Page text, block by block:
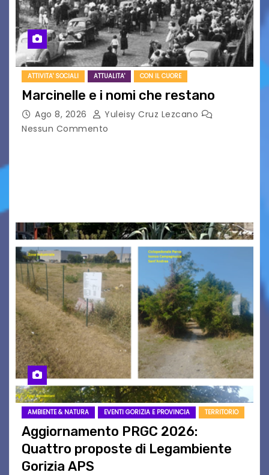
ATTIVITA' SOCIALI ATTUALITA' CON IL CUORE
Marcinelle e i nomi che restano
Ago 8, 2026
Yuleisy Cruz Lezcano
Nessun Commento
AMBIENTE & NATURA EVENTI GORIZIA E PROVINCIA TERRITORIO
Aggiornamento PRGC 2026:
Quattro proposte di Legambiente
Gorizia APS